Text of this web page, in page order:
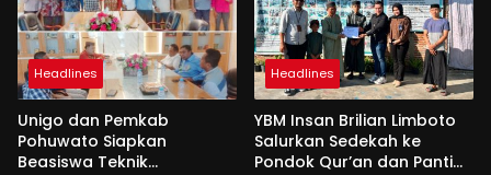
Headlines
Unigo dan Pemkab
Pohuwato Siapkan
Beasiswa Teknik
Headlines
YBM Insan Brilian Limboto
Salurkan Sedekah ke
Pondok Qur’an dan Panti